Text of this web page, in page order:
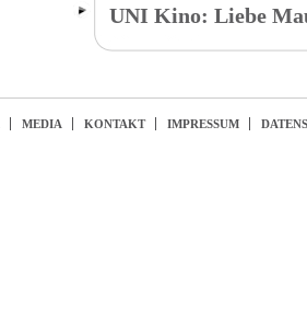
UNI Kino: Liebe
MEDIA KONTAKT IMPRESSUM